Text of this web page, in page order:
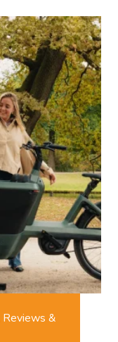
Reviews &